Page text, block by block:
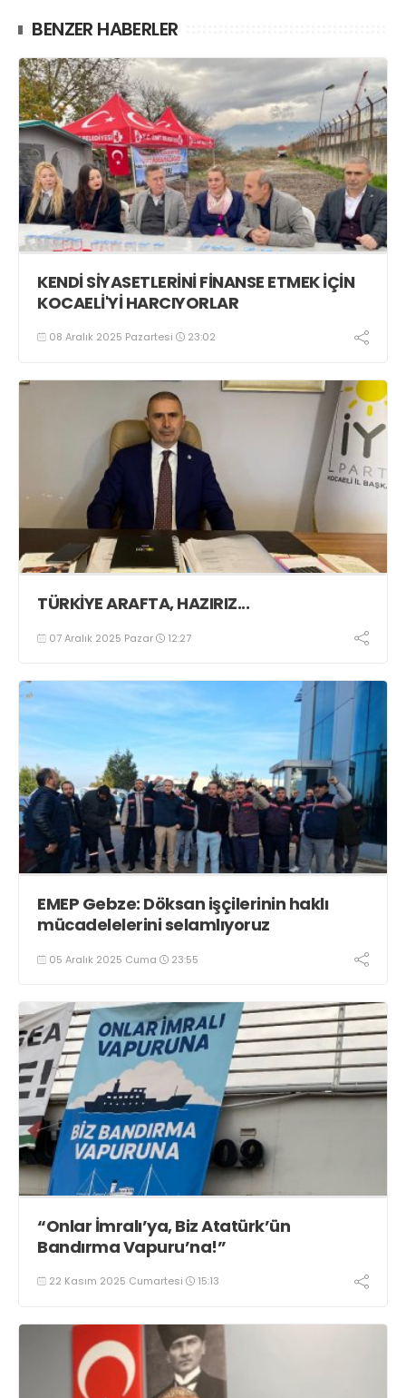
BENZER HABERLER
KENDİ SİYASETLERİNİ FİNANSE ETMEK İÇİN
KOCAELİ'Yİ HARCIYORLAR
08 Aralık 2025 Pazartesi 23:02
TÜRKİYE ARAFTA, HAZIRIZ...
07 Aralık 2025 Pazar 12:27
EMEP Gebze: Döksan işçilerinin haklı
mücadelelerini selamlıyoruz
05 Aralık 2025 Cuma 23:55
“Onlar İmralı’ya, Biz Atatürk’ün
Bandırma Vapuru’na!”
22 Kasım 2025 Cumartesi 15:13